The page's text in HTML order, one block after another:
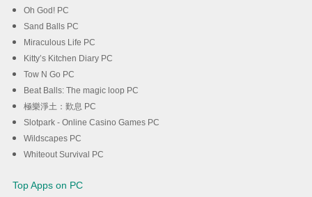
Oh God! PC
Sand Balls PC
Miraculous Life PC
Kitty’s Kitchen Diary PC
Tow N Go PC
Beat Balls: The magic loop PC
極樂淨土：歎息 PC
Slotpark - Online Casino Games PC
Wildscapes PC
Whiteout Survival PC
Top Apps on PC